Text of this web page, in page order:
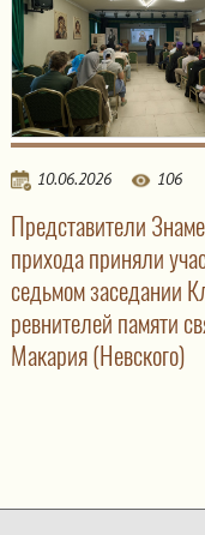
10.06.2026 106
Представители
прихода приняли
седьмом заседании
ревнителей памяти
Макария (Невского)